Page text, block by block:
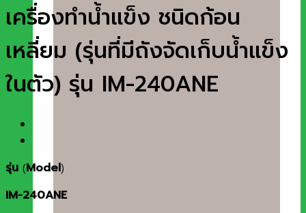
เครื่องทำน้ำแข็ง ชนิดก้อน
เหลี่ยม (รุ่นที่มีถังจัดเก็บน้ำแข็ง
ในตัว) รุ่น IM-240ANE
รุ่น (Model)
IM-240ANE